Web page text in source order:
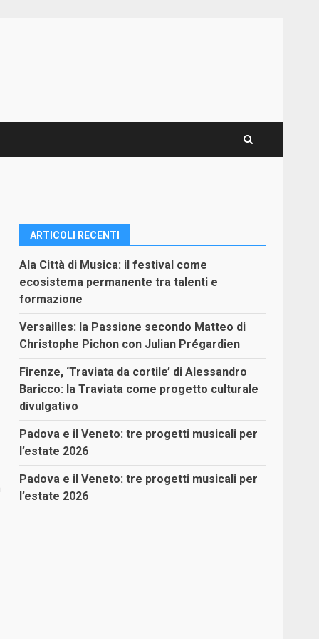
ARTICOLI RECENTI
Ala Città di Musica: il festival come
ecosistema permanente tra talenti e
formazione
Versailles: la Passione secondo Matteo di
Christophe Pichon con Julian Prégardien
Firenze, ‘Traviata da cortile’ di Alessandro
Baricco: la Traviata come progetto culturale
divulgativo
Padova e il Veneto: tre progetti musicali per
l’estate 2026
Padova e il Veneto: tre progetti musicali per
l’estate 2026